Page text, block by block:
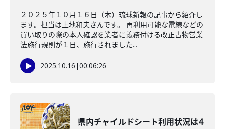
２０２５年１０月１６日（木）琉球新報の記事から紹介し
ます。担当は上地和夫さんです。 再利用可能な電線などの
買い取りの際の本人確認を業者に義務付ける改正古物営業
法施行規則が１日、施行されました...
2025.10.16 |00:06:26
県内チャイルドシート利用状況は4